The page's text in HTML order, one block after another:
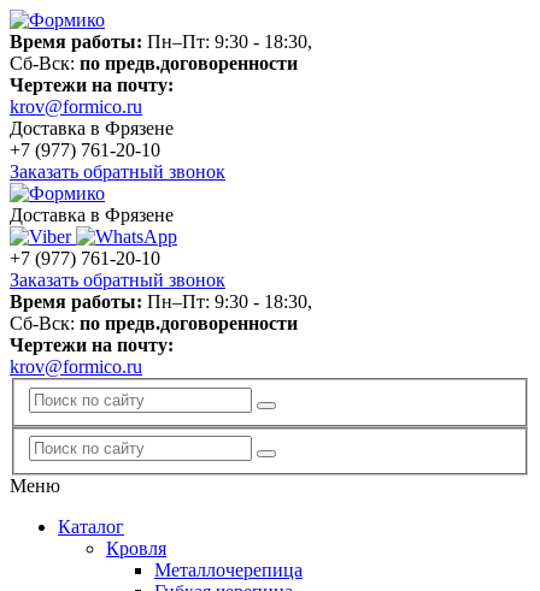
Время работы: Пн–Пт: 9:30 - 18:30,
Сб-Вск: по предв.договоренности
Чертежи на почту:
krov@formico.ru
Доставка в Фрязене
+7 (977) 761-20-10
Заказать обратный звонок
Доставка в Фрязене
+7 (977) 761-20-10
Заказать обратный звонок
Время работы: Пн–Пт: 9:30 - 18:30,
Сб-Вск: по предв.договоренности
Чертежи на почту:
krov@formico.ru
Меню
Каталог
Кровля
Металлочерепица